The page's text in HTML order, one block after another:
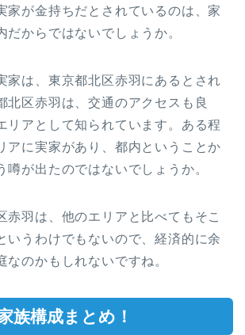
家が金持ちだとされているのは、家
だからではないでしょうか。
家は、東京都北区赤羽にあるとされ
北区赤羽は、交通のアクセスも良
リアとして知られています。ある程
アに実家があり、都内ということか
噂が出たのではないでしょうか。
赤羽は、他のエリアと比べてもそこ
いうわけでもないので、経済的に余
なのかもしれないですね。
族構成まとめ！